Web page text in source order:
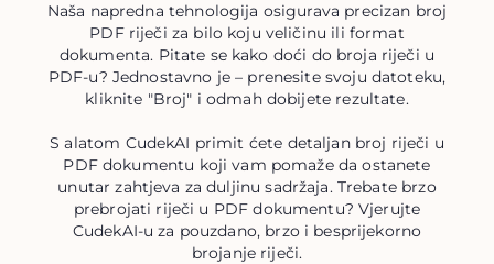
Naša napredna tehnologija osigurava precizan broj
PDF riječi za bilo koju veličinu ili format
dokumenta. Pitate se kako doći do broja riječi u
PDF-u? Jednostavno je – prenesite svoju datoteku,
kliknite "Broj" i odmah dobijete rezultate.
S alatom CudekAI primit ćete detaljan broj riječi u
PDF dokumentu koji vam pomaže da ostanete
unutar zahtjeva za duljinu sadržaja. Trebate brzo
prebrojati riječi u PDF dokumentu? Vjerujte
CudekAI-u za pouzdano, brzo i besprijekorno
brojanje riječi.